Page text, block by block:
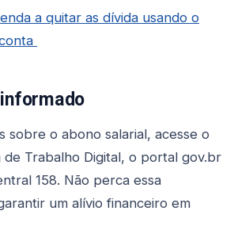
a quitar as dívida usando o
sobre o abono salarial, acesse o
de Trabalho Digital, o portal gov.br
158. Não perca essa
um alívio financeiro em